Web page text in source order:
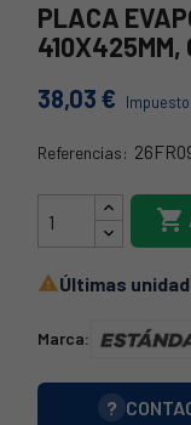
PLACA
410X425MM,
38,03 €
Referencias:
26FR099

Últimas
Marca:
?